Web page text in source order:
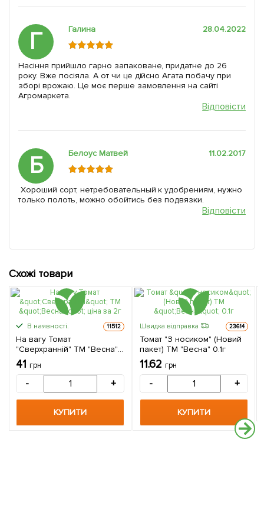
Г Галина 28.04.2022
Насіння прийшло гарно запаковане, придатне до 26
року. Вже посіяла. А от чи це дійсно Агата побачу при
зборі врожаю. Це моє перше замовлення на сайті
Агромаркета.
Відповісти
Б Белоус Матвей 11.02.2017
Хороший сорт, нетребовательный к удобрениям, нужно
только полоть, можно обойтись без подвязки.
Відповісти
Схожі товари
В наявності. 11512
На вагу Томат
"Сверхранній" ТМ "Весна"
ціна за 2г
41 грн
- +
КУПИТИ
Швидка відправка 23614
Томат "З носиком" (Новий
пакет) ТМ "Весна" 0.1г
11.62 грн
- +
КУПИТИ